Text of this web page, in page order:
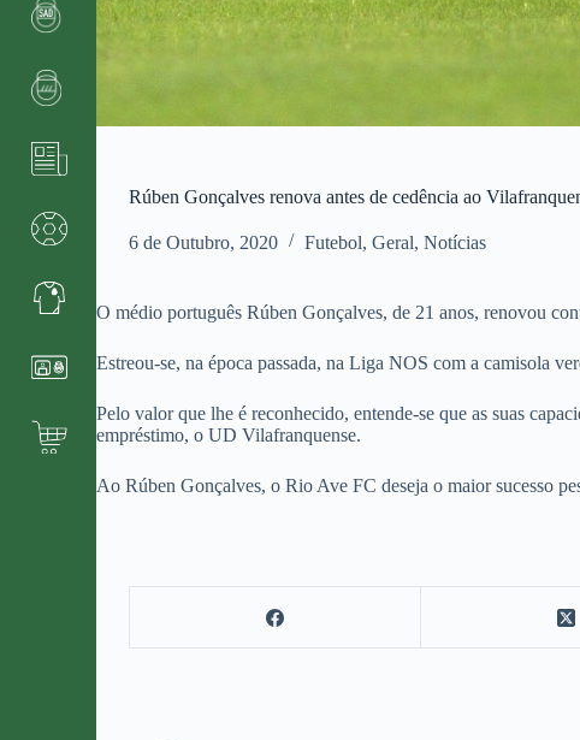
Rúben Gonçalves renova antes de cedência ao
6 de Outubro, 2020 Futebol,Geral,Notícias
O médio português Rúben Gonçalves, de 21 anos, renovou
Estreou-se, na época passada, na Liga NOS com a camisola
Pelo valor que lhe é reconhecido, entende-se que as suas
empréstimo, o UD Vilafranquense.
Ao Rúben Gonçalves, o Rio Ave FC deseja o maior sucesso